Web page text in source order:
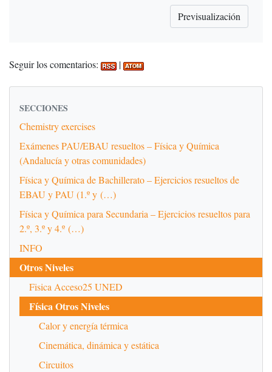
Seguir los comentarios: |
SECCIONES
Chemistry exercises
Exámenes PAU/EBAU resueltos – Física y Química
(Andalucía y otras comunidades)
Física y Química de Bachillerato – Ejercicios resueltos de
EBAU y PAU (1.º y (…)
Física y Química para Secundaria – Ejercicios resueltos para
2.º, 3.º y 4.º (…)
INFO
Otros Niveles
Fisica Acceso25 UNED
Física Otros Niveles
Calor y energía térmica
Cinemática, dinámica y estática
Circuitos